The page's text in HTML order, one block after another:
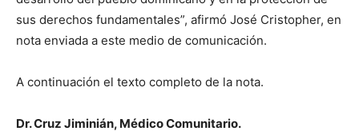
sus derechos fundamentales”, afirmó José Cristopher, en
nota enviada a este medio de comunicación.
A continuación el texto completo de la nota.
Dr. Cruz Jiminián, Médico Comunitario.